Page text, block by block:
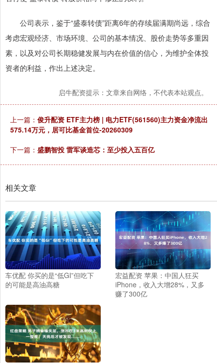
公司表示，鉴于“盛泰转债”距离6年的存续届满期尚远，综合
考虑宏观经济、市场环境、公司的基本情况、股价走势等多重因
素，以及对公司长期稳健发展与内在价值的信心，为维护全体投
资者的利益，作出上述决定。
启牛配资提示：文章来自网络，不代表本站观点。
上一篇： 俊升配资 ETF主力榜 | 电力ETF(561560)主力资金净流出
575.14万元，居可比基金首位-20260309
下一篇： 盛鹏智投 雷军谈造芯：至少投入五百亿
相关文章
车优配 你买的是“低GI”但吃下
的可能是高油高糖
宏益配资 苹果：中国人狂买
iPhone，收入大增28%，又多
赚了300亿